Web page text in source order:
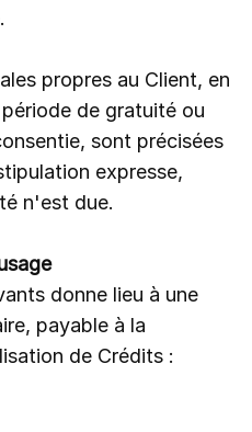
propres au Client, en
de gratuité ou
sont précisées
expresse,
n'est due.
donne lieu à une
payable à la
de Crédits :